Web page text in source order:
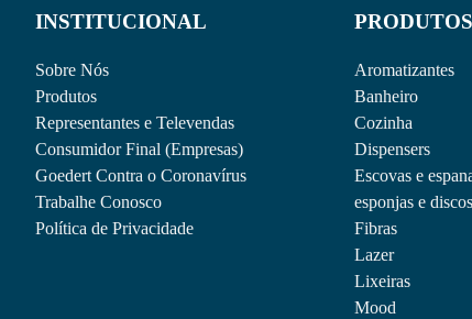
Equipamentos
Mop Úmido Rosqueado – Mopinho –
Adicionar ao Orçamento
Espanador Soft – de Microfibra –
INSTITUCIONAL
Sobre Nós
Produtos
Representantes e Televendas
Consumidor Final (Empresas)
Goedert Contra o Coronavírus
Trabalhe Conosco
Política de Privacidade
PRODUTOS
Aromatizantes
Banheiro
Cozinha
Dispensers
Escovas e
esponjas e discos
Fibras
Lazer
Lixeiras
Mood